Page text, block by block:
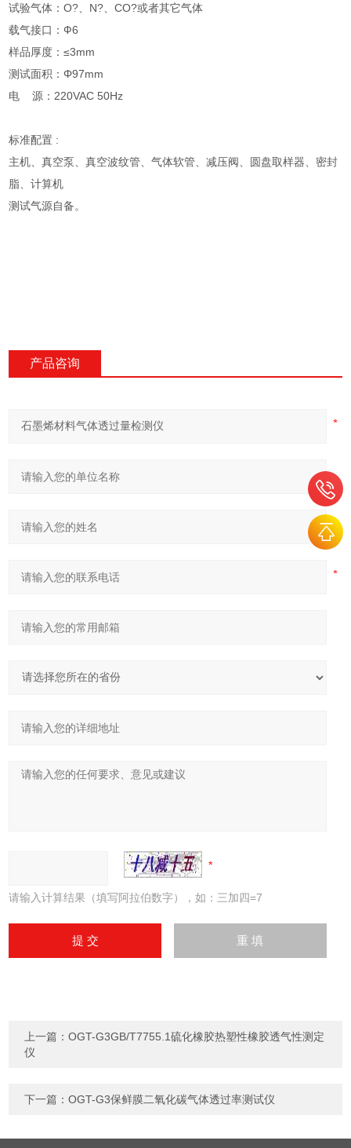
试验气体：O?、N?、CO?或者其它气体
载气接口：Ф6
样品厚度：≤3mm
测试面积：Φ97mm
电 源：220VAC 50Hz
标准配置 :
主机、真空泵、真空波纹管、气体软管、减压阀、圆盘取样器、密封
脂、计算机
测试气源自备。
产品咨询
请输入计算结果（填写阿拉伯数字），如：三加四=7
上一篇：OGT-G3GB/T7755.1硫化橡胶热塑性橡胶透气性测定
仪
下一篇：OGT-G3保鲜膜二氧化碳气体透过率测试仪